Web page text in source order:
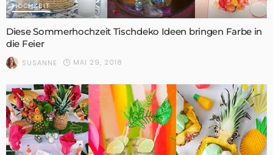
HOCHZEIT
Diese Sommerhochzeit Tischdeko Ideen bringen Farbe in
die Feier
SUSANNE MAI 29, 2018